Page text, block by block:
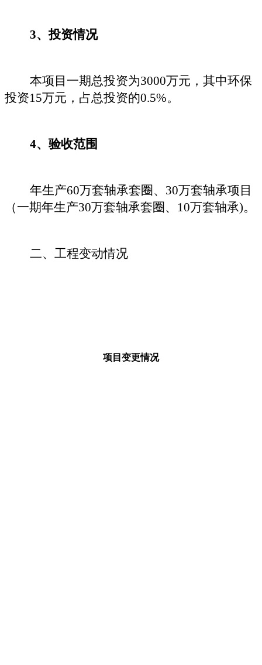
3、投资情况
本项目 一期总投资为3000万元，其中环保
投资15万元，占总投资的0.5%。
4、验收范围
年生产60万套轴承套圈、30万套轴承项目
（一期年生产30万套轴承套圈、 10万套轴承)。
二、工程变动情况
项目变更情况